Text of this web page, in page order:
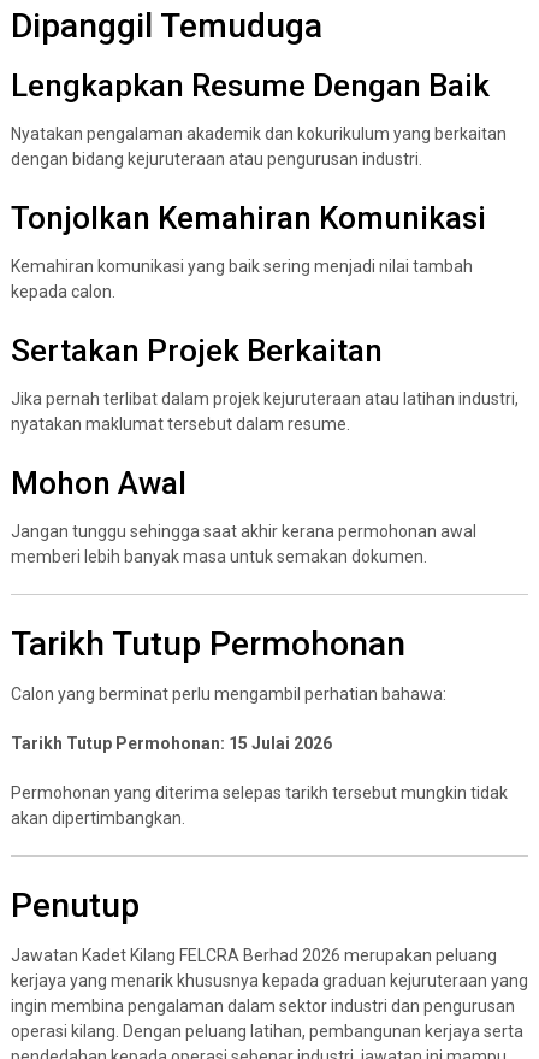
Dipanggil Temuduga
Lengkapkan Resume Dengan Baik
Nyatakan pengalaman akademik dan kokurikulum yang berkaitan
dengan bidang kejuruteraan atau pengurusan industri.
Tonjolkan Kemahiran Komunikasi
Kemahiran komunikasi yang baik sering menjadi nilai tambah
kepada calon.
Sertakan Projek Berkaitan
Jika pernah terlibat dalam projek kejuruteraan atau latihan industri,
nyatakan maklumat tersebut dalam resume.
Mohon Awal
Jangan tunggu sehingga saat akhir kerana permohonan awal
memberi lebih banyak masa untuk semakan dokumen.
Tarikh Tutup Permohonan
Calon yang berminat perlu mengambil perhatian bahawa:
Tarikh Tutup Permohonan: 15 Julai 2026
Permohonan yang diterima selepas tarikh tersebut mungkin tidak
akan dipertimbangkan.
Penutup
Jawatan Kadet Kilang FELCRA Berhad 2026 merupakan peluang
kerjaya yang menarik khususnya kepada graduan kejuruteraan yang
ingin membina pengalaman dalam sektor industri dan pengurusan
operasi kilang. Dengan peluang latihan, pembangunan kerjaya serta